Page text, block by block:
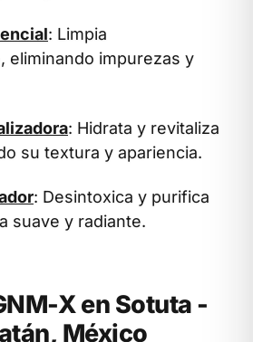
: Limpia
eliminando impurezas y
: Hidrata y revitaliza
su textura y apariencia.
: Desintoxica y purifica
suave y radiante.
X en Sotuta -
México